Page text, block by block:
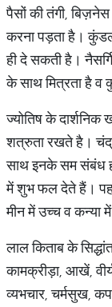
पैसों की तंगी, बिज़नेस
करना पड़ता है।
ही दे सकती है।
के साथ मित्रता है व
ज्योतिष के
शत्रुता रखते है।
साथ इनके सम संबंध
में शुभ फल देते हैं।
मीन में उच्च व कन्या
लाल किताब के
कामक्रीड़ा, आखें,
व्यभचार, चर्मसुख,